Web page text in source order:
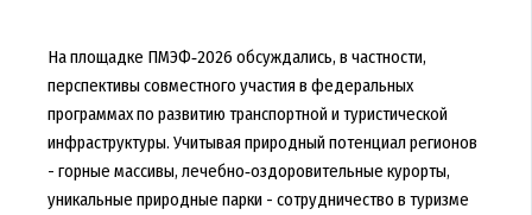
На площадке ПМЭФ‑2026 обсуждались, в частности,
перспективы совместного участия в федеральных
программах по развитию транспортной и туристической
инфраструктуры. Учитывая природный потенциал регионов
- горные массивы, лечебно‑оздоровительные курорты,
уникальные природные парки - сотрудничество в туризме